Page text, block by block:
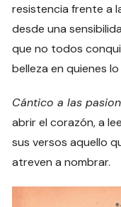
resistencia frente a
desde una
que no todos
belleza en quienes
Cántico a las
abrir el corazón, a
sus versos aquello
atreven a nombrar.